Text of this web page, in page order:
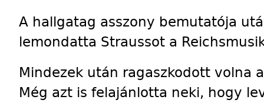
A hallgatag asszony bemutatója
lemondatta Straussot a
Mindezek után ragaszkodott volna
Még azt is felajánlotta neki, hogy